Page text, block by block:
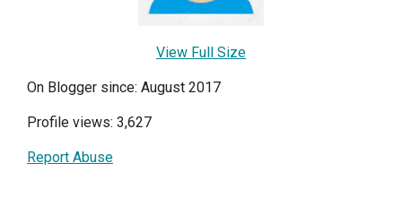
View Full Size
On Blogger since: August 2017
Profile views: 3,627
Report Abuse